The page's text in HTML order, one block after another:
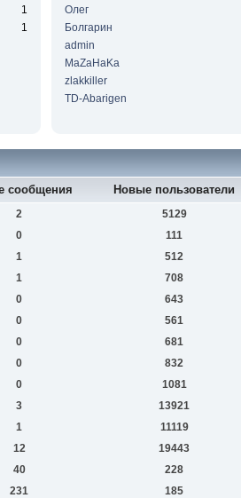
1
1
Олег
Болгарин
admin
MaZaHaKa
zlakkiller
TD-Abarigen
сообщения Новые пользователи
2 5129
0 111
1 512
1 708
0 643
0 561
0 681
0 832
0 1081
3 13921
1 11119
12 19443
40 228
231 185